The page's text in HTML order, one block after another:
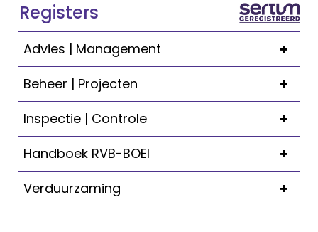
Registers
+
Advies | Management
+
Beheer | Projecten
+
Inspectie | Controle
+
Handboek RVB-BOEI
+
Verduurzaming